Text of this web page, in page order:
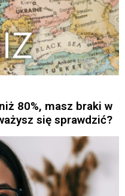
80%, masz braki w
się sprawdzić?